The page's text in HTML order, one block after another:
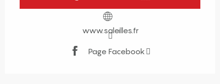
www.saleilles.fr
Page Facebook